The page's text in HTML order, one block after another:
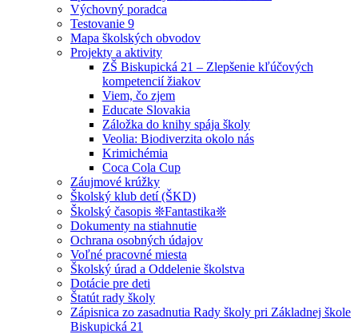
Výchovný poradca
Testovanie 9
Mapa školských obvodov
Projekty a aktivity
ZŠ Biskupická 21 – Zlepšenie kľúčových
kompetencií žiakov
Viem, čo zjem
Educate Slovakia
Záložka do knihy spája školy
Veolia: Biodiverzita okolo nás
Krimichémia
Coca Cola Cup
Záujmové krúžky
Školský klub detí (ŠKD)
Školský časopis ❊Fantastika❊
Dokumenty na stiahnutie
Ochrana osobných údajov
Voľné pracovné miesta
Školský úrad a Oddelenie školstva
Dotácie pre deti
Štatút rady školy
Zápisnica zo zasadnutia Rady školy pri Základnej škole
Biskupická 21